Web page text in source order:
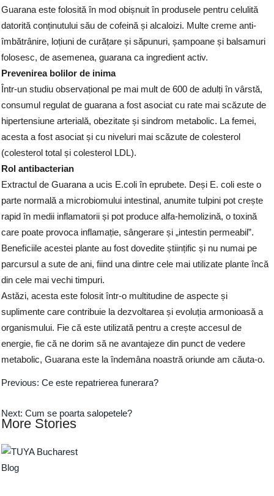
Guarana este folosită în mod obișnuit în produsele pentru celulită
datorită conținutului său de cofeină și alcaloizi. Multe creme anti-
îmbătrânire, loțiuni de curățare și săpunuri, șampoane și balsamuri
folosesc, de asemenea, guarana ca ingredient activ.
Prevenirea bolilor de inima
Într-un studiu observațional pe mai mult de 600 de adulți în vârstă,
consumul regulat de guarana a fost asociat cu rate mai scăzute de
hipertensiune arterială, obezitate și sindrom metabolic. La femei,
acesta a fost asociat și cu niveluri mai scăzute de colesterol
(colesterol total și colesterol LDL).
Rol antibacterian
Extractul de Guarana a ucis E.coli în eprubete. Deși E. coli este o
parte normală a microbiomului intestinal, anumite tulpini pot crește
rapid în medii inflamatorii și pot produce alfa-hemolizină, o toxină
care poate provoca inflamație, sângerare și „intestin permeabil”.
Beneficiile acestei plante au fost dovedite științific și nu numai pe
parcursul a sute de ani, fiind una dintre cele mai utilizate plante încă
din cele mai vechi timpuri.
Astăzi, acesta este folosit într-o multitudine de aspecte și
suplimente care contribuie la dezvoltarea și evoluția armonioasă a
organismului. Fie că este utilizată pentru a crește accesul de
energie, fie că ne dorim să ne avantajeze din punct de vedere
metabolic, Guarana este la îndemâna noastră oriunde am căuta-o.
Previous:Ce este repatrierea funerara?
Next:Cum se poarta salopetele?
More Stories
Blog